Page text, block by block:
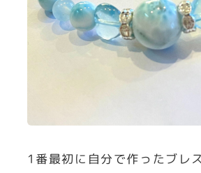
1番最初に自分で作ったブレ